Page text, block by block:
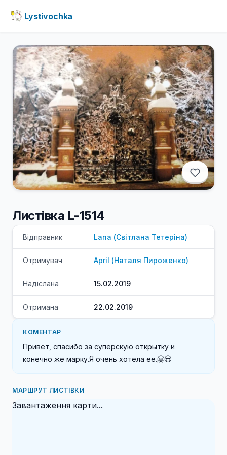
Lystivochka
Листівка L-1514
Відправник Lana (Світлана Тетеріна)
Отримувач April (Наталя Пироженко)
Надіслана 15.02.2019
Отримана 22.02.2019
КОМЕНТАР
Привет, спасибо за суперскую открытку и
конечно же марку.Я очень хотела ее.🤗😍
МАРШРУТ ЛИСТІВКИ
Завантаження карти...